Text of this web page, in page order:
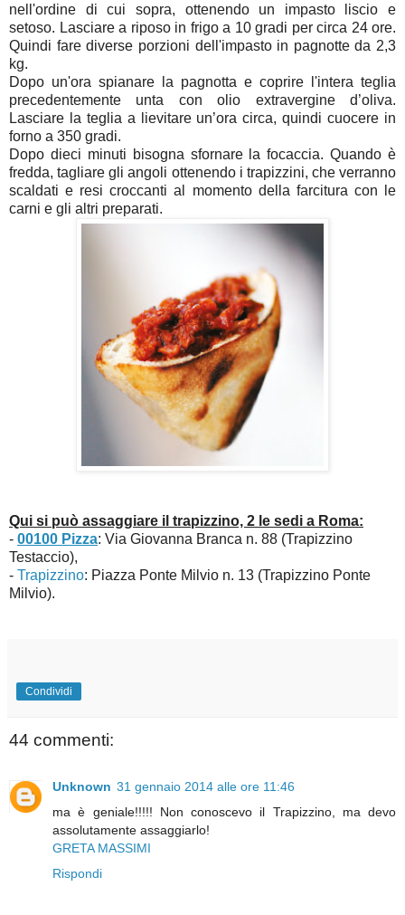
nell'ordine di cui sopra, ottenendo un impasto liscio e
setoso. Lasciare a riposo in frigo a 10 gradi per circa 24 ore.
Quindi fare diverse porzioni dell'impasto in pagnotte da 2,3
kg.
Dopo un'ora spianare la pagnotta e coprire l'intera teglia
precedentemente unta con olio extravergine d’oliva.
Lasciare la teglia a lievitare un’ora circa, quindi cuocere in
forno a 350 gradi.
Dopo dieci minuti bisogna sfornare la focaccia. Quando è
fredda, tagliare gli angoli ottenendo i trapizzini, che verranno
scaldati e resi croccanti al momento della farcitura con le
carni e gli altri preparati.
Qui si può assaggiare il trapizzino, 2 le sedi a Roma:
- 00100 Pizza: Via Giovanna Branca n. 88 (Trapizzino
Testaccio),
- Trapizzino: Piazza Ponte Milvio n. 13 (Trapizzino Ponte
Milvio).
Condividi
44 commenti:
Unknown 31 gennaio 2014 alle ore 11:46
ma è geniale!!!!! Non conoscevo il Trapizzino, ma devo
assolutamente assaggiarlo!
GRETA MASSIMI
Rispondi